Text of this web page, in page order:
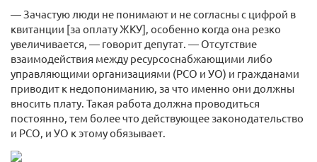
— Зачастую люди не понимают и не согласны с цифрой в
квитанции [за оплату ЖКУ], особенно когда она резко
увеличивается, — говорит депутат. — Отсутствие
взаимодействия между ресурсоснабжающими либо
управляющими организациями (РСО и УО) и гражданами
приводит к недопониманию, за что именно они должны
вносить плату. Такая работа должна проводиться
постоянно, тем более что действующее законодательство
и РСО, и УО к этому обязывает.